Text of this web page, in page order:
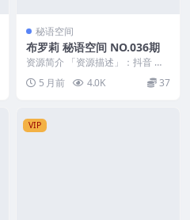
秘语空间
布罗莉 秘语空间 NO.036期
资源简介 「资源描述」：抖音 布
罗莉 秘语空间 NO.036期 【10P1
V】 ...5 月前 4.0K 37
VIP